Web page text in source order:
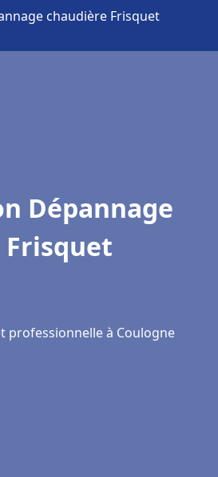
chaudière Frisquet
Dépannage
professionnelle à Coulogne